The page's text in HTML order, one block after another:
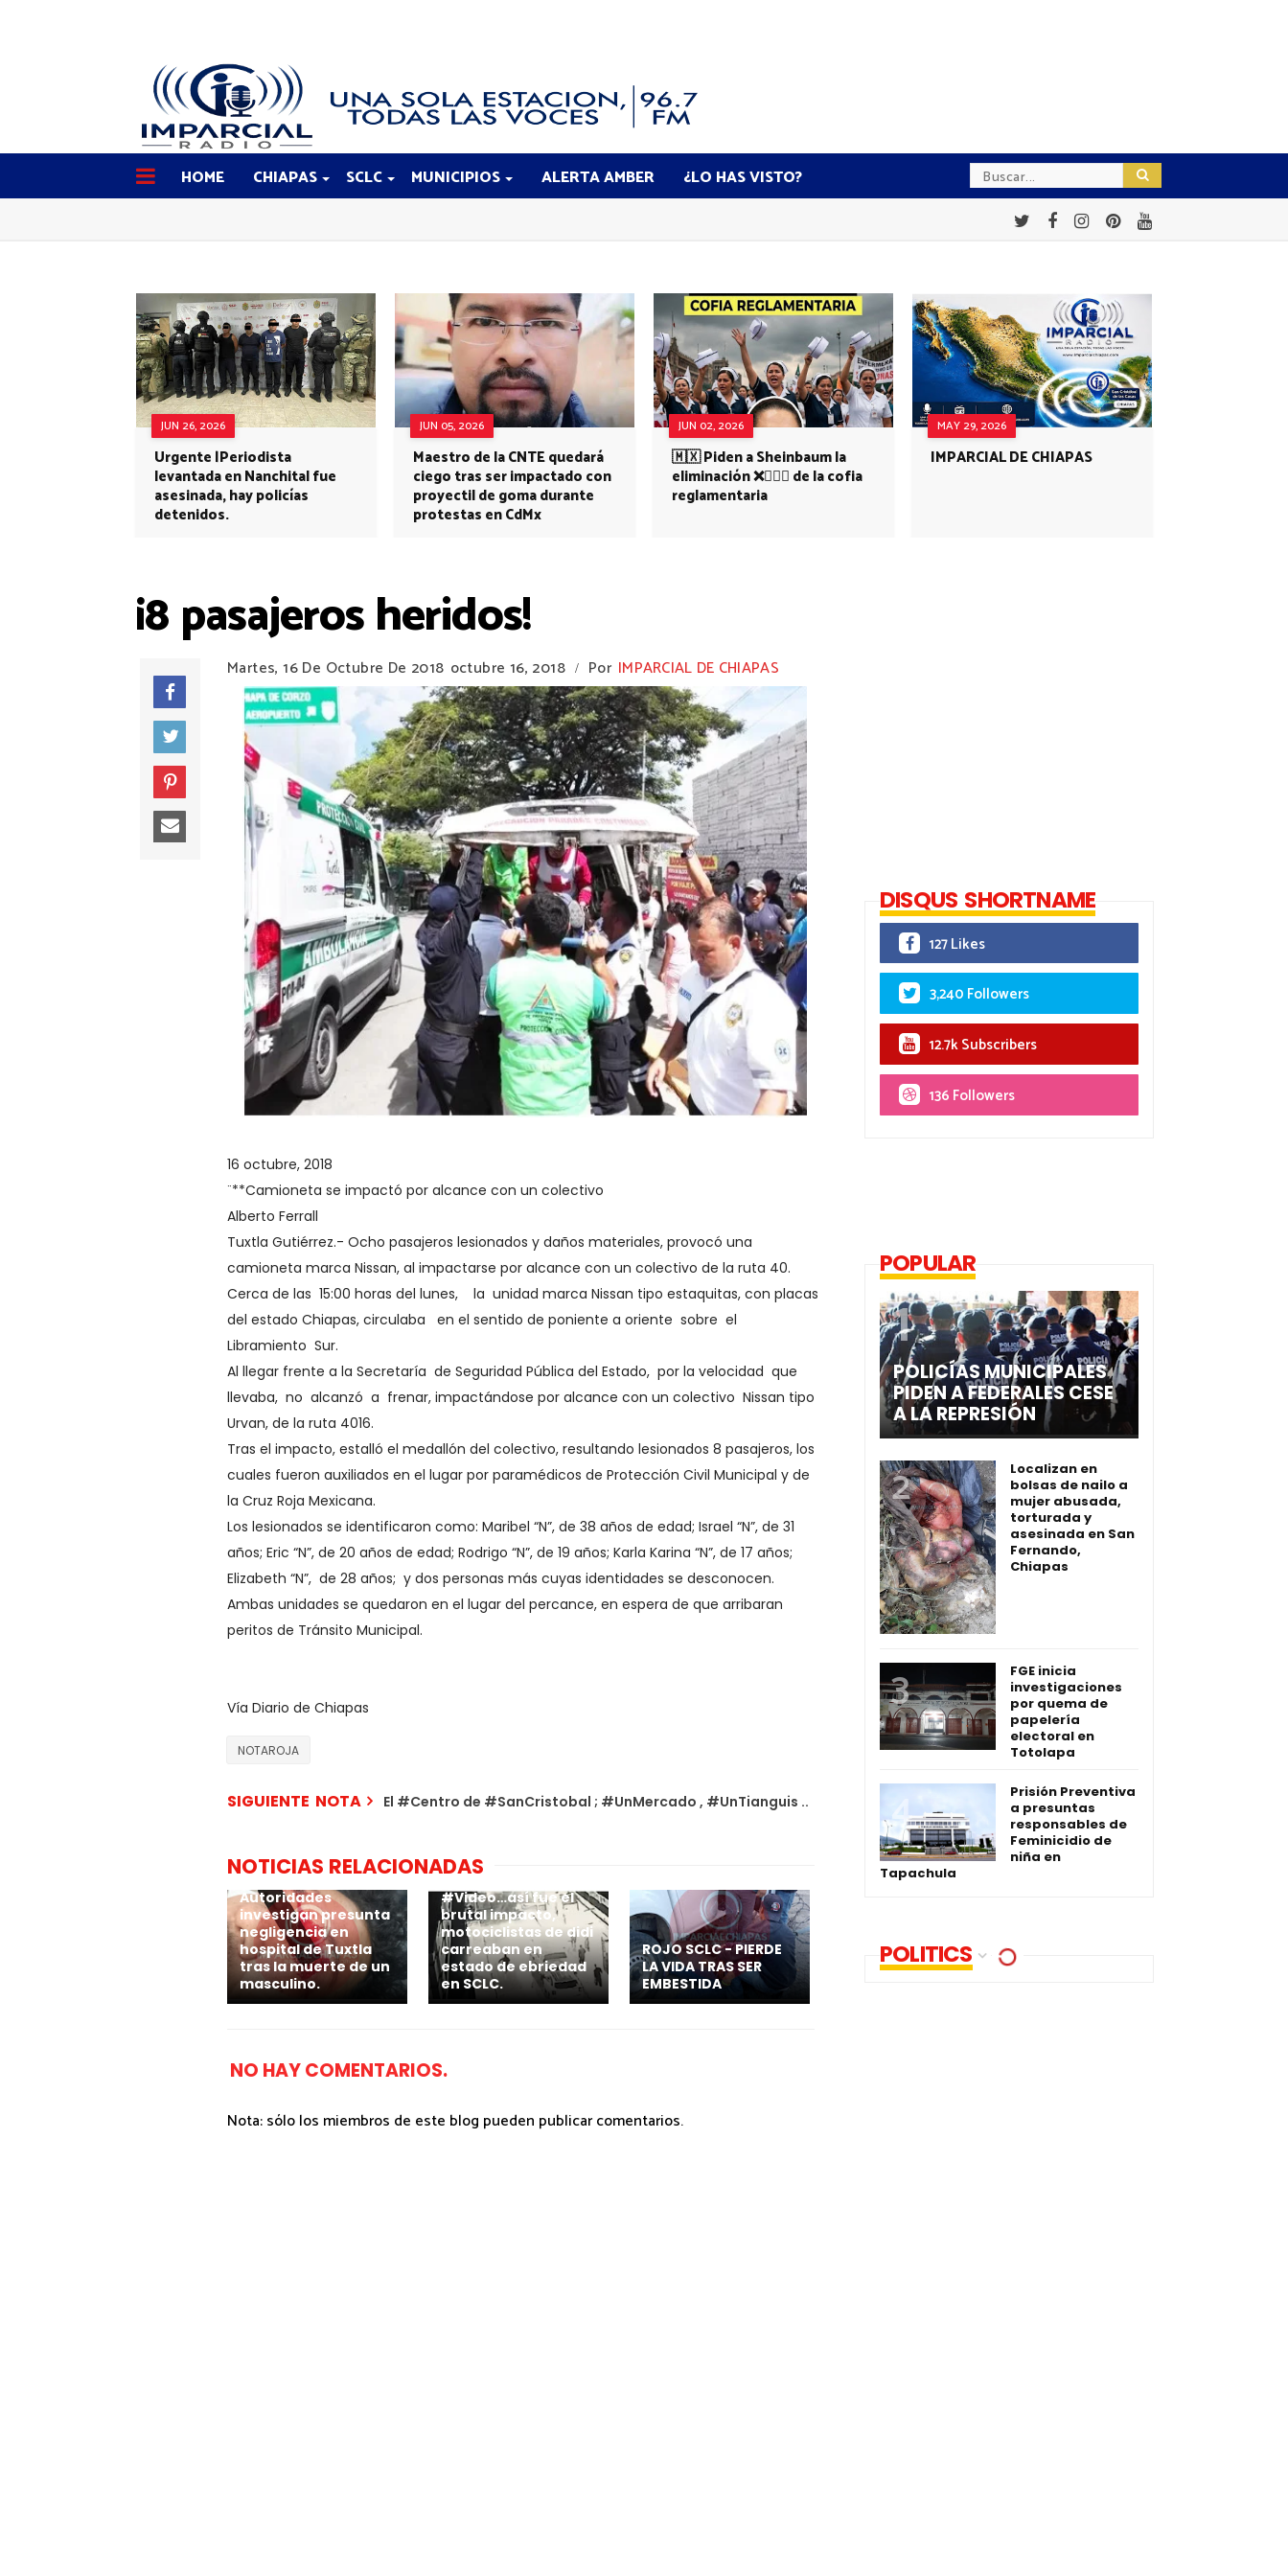
HOME CHIAPAS SCLC MUNICIPIOS ALERTA AMBER ¿LO HAS VISTO?
JUN 26, 2026
Urgente |Periodista
levantada en Nanchital fue
asesinada, hay policías
detenidos.
JUN 05, 2026
Maestro de la CNTE quedará
ciego tras ser impactado con
proyectil de goma durante
protestas en CdMx
JUN 02, 2026
🇲🇽 Piden a Sheinbaum la
eliminación ❌👩🏻‍⚕️ de la cofia
reglamentaria
MAY 29, 2026
IMPARCIAL DE CHIAPAS
¡8 pasajeros heridos!
Martes, 16 De Octubre De 2018 octubre 16, 2018 / Por IMPARCIAL DE CHIAPAS
16 octubre, 2018
¨**Camioneta se impactó por alcance con un colectivo
Alberto Ferrall
Tuxtla Gutiérrez.- Ocho pasajeros lesionados y daños materiales, provocó una
camioneta marca Nissan, al impactarse por alcance con un colectivo de la ruta 40.
Cerca de las 15:00 horas del lunes, la unidad marca Nissan tipo estaquitas, con placas
del estado Chiapas, circulaba en el sentido de poniente a oriente sobre el
Libramiento Sur.
Al llegar frente a la Secretaría de Seguridad Pública del Estado, por la velocidad que
llevaba, no alcanzó a frenar, impactándose por alcance con un colectivo Nissan tipo
Urvan, de la ruta 4016.
Tras el impacto, estalló el medallón del colectivo, resultando lesionados 8 pasajeros, los
cuales fueron auxiliados en el lugar por paramédicos de Protección Civil Municipal y de
la Cruz Roja Mexicana.
Los lesionados se identificaron como: Maribel “N”, de 38 años de edad; Israel “N”, de 31
años; Eric “N”, de 20 años de edad; Rodrigo “N”, de 19 años; Karla Karina “N”, de 17 años;
Elizabeth “N”, de 28 años; y dos personas más cuyas identidades se desconocen.
Ambas unidades se quedaron en el lugar del percance, en espera de que arribaran
peritos de Tránsito Municipal.
Vía Diario de Chiapas
NOTAROJA
SIGUIENTE NOTA El #Centro de #SanCristobal ; #UnMercado , #UnTianguis ..
NOTICIAS RELACIONADAS
Autoridades
investigan presunta
negligencia en
hospital de Tuxtla
tras la muerte de un
masculino.
#Video…así fue el
brutal impacto,
motociclistas de didi
carreaban en
estado de ebriedad
en SCLC.
ROJO SCLC - PIERDE
LA VIDA TRAS SER
EMBESTIDA
NO HAY COMENTARIOS.
Nota: sólo los miembros de este blog pueden publicar comentarios.
DISQUS SHORTNAME
127 Likes
3,240 Followers
12.7k Subscribers
136 Followers
POPULAR
POLICÍAS MUNICIPALES
PIDEN A FEDERALES CESE
A LA REPRESIÓN
Localizan en
bolsas de nailo a
mujer abusada,
torturada y
asesinada en San
Fernando,
Chiapas
FGE inicia
investigaciones
por quema de
papelería
electoral en
Totolapa
Prisión Preventiva
a presuntas
responsables de
Feminicidio de
niña en
Tapachula
POLITICS